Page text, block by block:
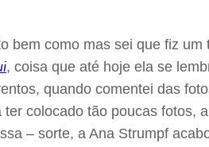
bem como mas sei que fiz
, coisa que até hoje ela se
quando comentei das
colocado tão poucas
– sorte, a Ana Strumpf